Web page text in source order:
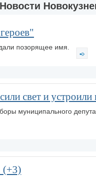
Новости
позорящее имя.
свет и
муниципального
(+3)